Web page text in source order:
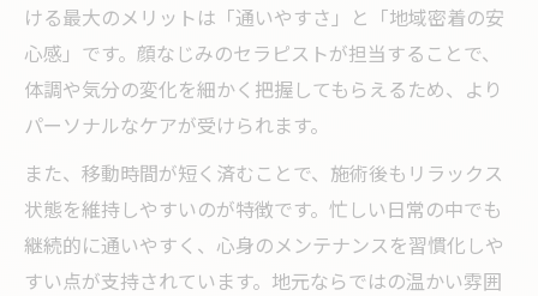
ける最大のメリットは「通いやすさ」と「地域密着の安
心感」です。顔なじみのセラピストが担当することで、
体調や気分の変化を細かく把握してもらえるため、より
パーソナルなケアが受けられます。
また、移動時間が短く済むことで、施術後もリラックス
状態を維持しやすいのが特徴です。忙しい日常の中でも
継続的に通いやすく、心身のメンテナンスを習慣化しや
すい点が支持されています。地元ならではの温かい雰囲